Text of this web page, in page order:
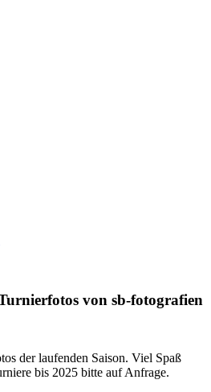
von sb-fotografien
der laufenden Saison. Viel Spaß
bis 2025 bitte auf Anfrage.